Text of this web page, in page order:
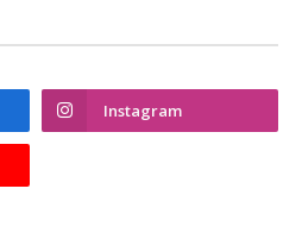
Instagram